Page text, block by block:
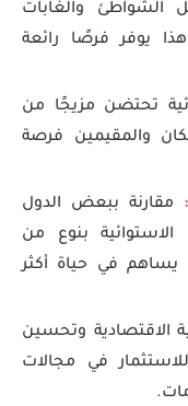
الشواطئ والغابات
هذا يوفر فرصًا رائعة
تحتضن مزيجًا من
والمقيمين فرصة
مقارنة ببعض الدول
الاستوائية بنوع من
يساهم في حياة أكثر
الاقتصادية وتحسين
في مجالات